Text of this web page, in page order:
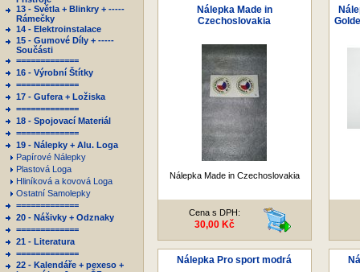
13 - Světla + Blinkry + -----
Rámečky
14 - Elektroinstalace
15 - Gumové Díly + -----
Součásti
=============
16 - Výrobní Štítky
=============
17 - Gufera + Ložiska
=============
18 - Spojovací Materiál
=============
19 - Nálepky + Alu. Loga
Papírové Nálepky
Plastová Loga
Hliníková a kovová Loga
Ostatní Samolepky
=============
20 - Nášivky + Odznaky
=============
21 - Literatura
=============
22 - Kalendáře + pexeso +
Nálepka Made in
Czechoslovakia
Nálepka Made in Czechoslovakia
Cena s DPH:
30,00 Kč
Nálepka Pro sport modrá